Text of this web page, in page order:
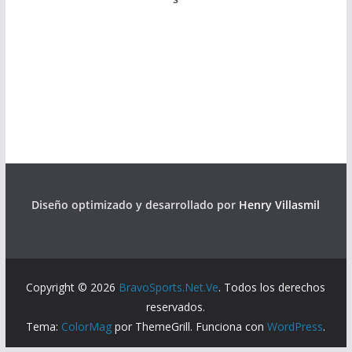
Diseño optimizado y desarrollado por Henry Villasmil
Copyright © 2026 BravoSports.Net.Ve. Todos los derechos
reservados.
Tema: ColorMag por ThemeGrill. Funciona conWordPress.